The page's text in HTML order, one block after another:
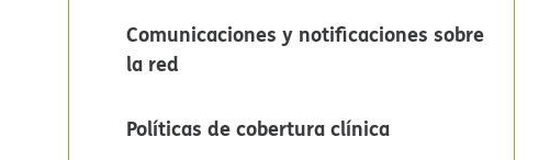
Comunicaciones y notificaciones sobre
la red​​
Políticas de cobertura clínica​​